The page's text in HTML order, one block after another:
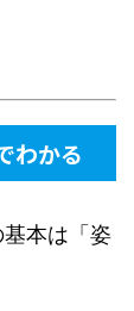
わかる
本は「姿